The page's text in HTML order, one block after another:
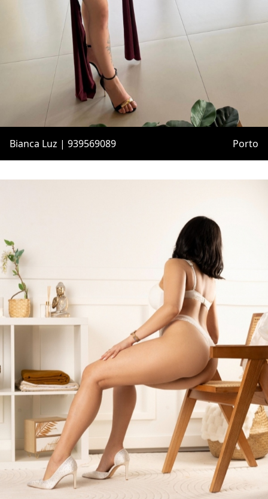
Bianca Luz | 939569089 Porto